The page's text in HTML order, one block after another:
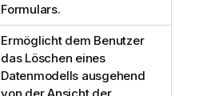
Formulars.
Ermöglicht dem Benutzer
das Löschen eines
Datenmodells ausgehend
von der Ansicht der